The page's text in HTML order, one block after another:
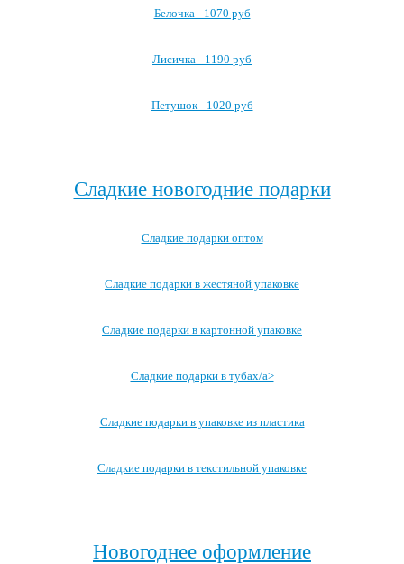
Белочка - 1070 руб
Лисичка - 1190 руб
Петушок - 1020 руб
Сладкие новогодние подарки
Сладкие подарки оптом
Сладкие подарки в жестяной упаковке
Сладкие подарки в картонной упаковке
Сладкие подарки в тубах/a>
Сладкие подарки в упаковке из пластика
Сладкие подарки в текстильной упаковке
Новогоднее оформление